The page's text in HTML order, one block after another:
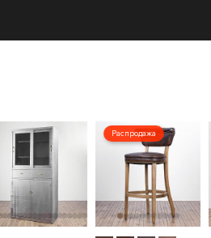
Распродажа